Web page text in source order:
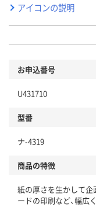
アイコンの説明
お申込番号
U431710
型番
ナ-4319
商品の特徴
紙の厚さを生かして企
ードの印刷など、幅広